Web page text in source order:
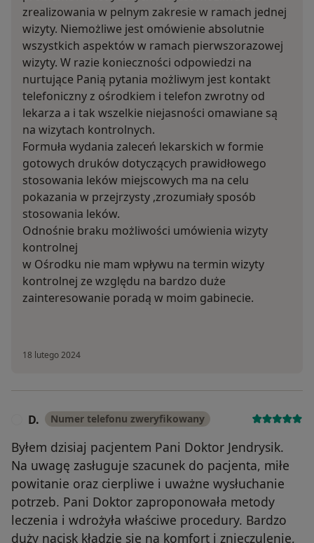
zrealizowania w pelnym zakresie w ramach jednej
wizyty. Niemożliwe jest omówienie absolutnie
wszystkich aspektów w ramach pierwszorazowej
wizyty. W razie konieczności odpowiedzi na
nurtujące Panią pytania możliwym jest kontakt
telefoniczny z ośrodkiem i telefon zwrotny od
lekarza a i tak wszelkie niejasności omawiane są
na wizytach kontrolnych.
Formuła wydania zaleceń lekarskich w formie
gotowych druków dotyczących prawidłowego
stosowania leków miejscowych ma na celu
pokazania w przejrzysty ,zrozumiały sposób
stosowania leków.
Odnośnie braku możliwości umówienia wizyty
kontrolnej
w Ośrodku nie mam wpływu na termin wizyty
kontrolnej ze względu na bardzo duże
zainteresowanie poradą w moim gabinecie.
18 lutego 2024
D. Numer telefonu zweryfikowany
Byłem dzisiaj pacjentem Pani Doktor Jendrysik.
Na uwagę zasługuje szacunek do pacjenta, miłe
powitanie oraz cierpliwe i uważne wysłuchanie
potrzeb. Pani Doktor zaproponowała metody
leczenia i wdrożyła właściwe procedury. Bardzo
duży nacisk kładzie się na komfort i znieczulenie,